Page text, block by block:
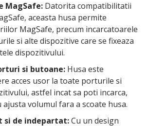
MagSafe: Datorita compatibilitatii
aceasta husa permite
MagSafe, precum incarcatoarele
si alte dispozitive care se fixeaza
dispozitivului.
si butoane: Husa este
acces usor la toate porturile si
astfel incat sa poti incarca,
ajusta volumul fara a scoate husa.
si de indepartat:Cu un design